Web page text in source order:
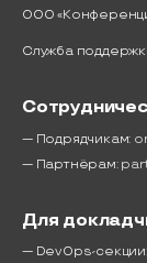
ООО
Служба
— Подрядчикам:
— Партнёрам:
Для
— DevOps-секции: